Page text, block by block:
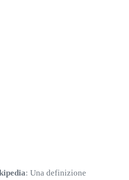
: Una definizione